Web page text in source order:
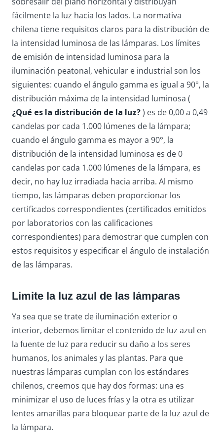
fácilmente la luz hacia los lados. La normativa
chilena tiene requisitos claros para la distribución de
la intensidad luminosa de las lámparas. Los límites
de emisión de intensidad luminosa para la
iluminación peatonal, vehicular e industrial son los
siguientes: cuando el ángulo gamma es igual a 90°, la
distribución máxima de la intensidad luminosa (
¿Qué es la distribución de la luz?) es de 0,00 a 0,49
candelas por cada 1.000 lúmenes de la lámpara;
cuando el ángulo gamma es mayor a 90°, la
distribución de la intensidad luminosa es de 0
candelas por cada 1.000 lúmenes de la lámpara, es
decir, no hay luz irradiada hacia arriba. Al mismo
tiempo, las lámparas deben proporcionar los
certificados correspondientes (certificados emitidos
por laboratorios con las calificaciones
correspondientes) para demostrar que cumplen con
estos requisitos y especificar el ángulo de instalación
de las lámparas.
Limite la luz azul de las lámparas
Ya sea que se trate de iluminación exterior o
interior, debemos limitar el contenido de luz azul en
la fuente de luz para reducir su daño a los seres
humanos, los animales y las plantas. Para que
nuestras lámparas cumplan con los estándares
chilenos, creemos que hay dos formas: una es
minimizar el uso de luces frías y la otra es utilizar
lentes amarillas para bloquear parte de la luz azul de
la lámpara.